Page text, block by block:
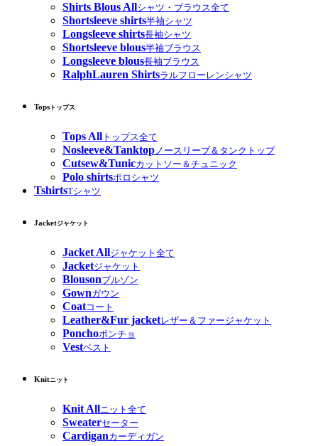
Shirts Blous Allシャツ・ブラウス全て
Shortsleeve shirts半袖シャツ
Longsleeve shirts長袖シャツ
Shortsleeve blous半袖ブラウス
Longsleeve blous長袖ブラウス
RalphLauren Shirtsラルフローレンシャツ
Tops トップス
Tops All トップス全て
Nosleeve&Tanktop ノースリーブ＆タンクトップ
Cutsew&Tunicカットソー＆チュニック
Polo shirtsポロシャツ
TshirtsTシャツ
Jacketジャケット
Jacket Allジャケット全て
Jacketジャケット
Blousonブルゾン
Gownガウン
Coatコート
Leather&Fur jacketレザー＆ファージャケット
Ponchoポンチョ
Vestベスト
Knitニット
Knit Allニット全て
Sweaterセーター
Cardiganカーディガン